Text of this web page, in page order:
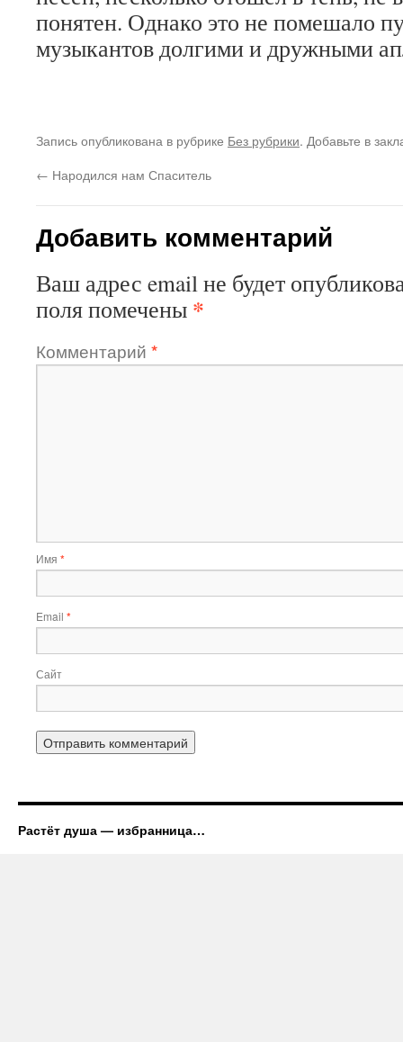
понятен. Однако это не помешало
музыкантов долгими и дружными
Запись опубликована в рубрике Без рубрики. Добавьте в
← Народился нам Спаситель
Добавить комментарий
Ваш адрес email не будет
поля помечены *
Комментарий *
Имя *
Email *
Сайт
Растёт душа — избранница…